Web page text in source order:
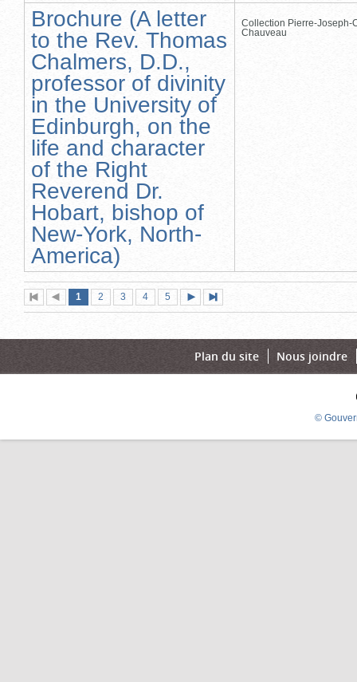
Brochure (A letter
to the Rev. Thomas
Chalmers, D.D.,
professor of divinity
in the University of
Edinburgh, on the
life and character
of the Right
Reverend Dr.
Hobart, bishop of
New-York, North-
America)
Collection Pierre-Joseph-
Chauveau
Première
page
Page
précédente
Page
1 (page
actuelle)
Page
2 Page
3 Page
4 Page
5
suivante
page
Plan du site Nous joindre
©